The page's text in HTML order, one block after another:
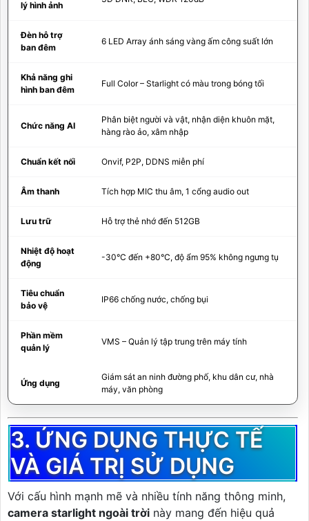
lý hình ảnh
Đèn hỗ trợ
ban đêm
6 LED Array ánh sáng vàng ấm công suất lớn
Khả năng ghi
hình ban đêm
Full Color – Starlight có màu trong bóng tối
Chức năng AI
Phân biệt người và vật, nhận diện khuôn mặt,
hàng rào ảo, xâm nhập
Chuẩn kết nối Onvif, P2P, DDNS miễn phí
Âm thanh Tích hợp MIC thu âm, 1 cổng audio out
Lưu trữ Hỗ trợ thẻ nhớ đến 512GB
Nhiệt độ hoạt
động
-30°C đến +80°C, độ ẩm 95% không ngưng tụ
Tiêu chuẩn
bảo vệ
IP66 chống nước, chống bụi
Phần mềm
quản lý
VMS – Quản lý tập trung trên máy tính
Ứng dụng
Giám sát an ninh đường phố, khu dân cư, nhà
máy, văn phòng
3. ỨNG DỤNG THỰC TẾ
VÀ GIÁ TRỊ SỬ DỤNG
Với cấu hình mạnh mẽ và nhiều tính năng thông minh,
camera starlight ngoài trời này mang đến hiệu quả